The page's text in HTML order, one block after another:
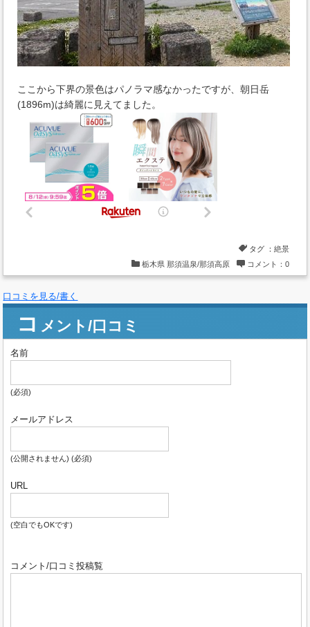
ここから下界の景色はパノラマ感なかったですが、朝日岳
(1896m)は綺麗に見えてました。
タグ ： 絶景
栃木県 那須温泉/那須高原 コメント：0
口コミを見る/書く
コメント/口コミ
名前
(必須)
メールアドレス
(公開されません) (必須)
URL
(空白でもOKです)
コメント/口コミ投稿覧